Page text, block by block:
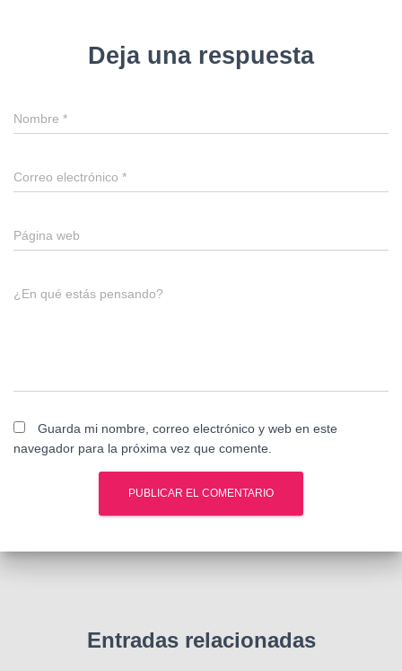
Deja una respuesta
Nombre *
Correo electrónico *
Página web
¿En qué estás pensando?
Guarda mi nombre, correo electrónico y web en este
navegador para la próxima vez que comente.
Entradas relacionadas